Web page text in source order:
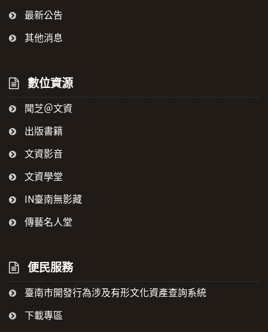
最新公告
其他消息
數位資源
聞芝＠文資
出版書籍
文資影音
文資學堂
IN臺南無影藏
傳藝名人堂
便民服務
臺南市開發行為涉及有形文化資產查詢系統
下載專區